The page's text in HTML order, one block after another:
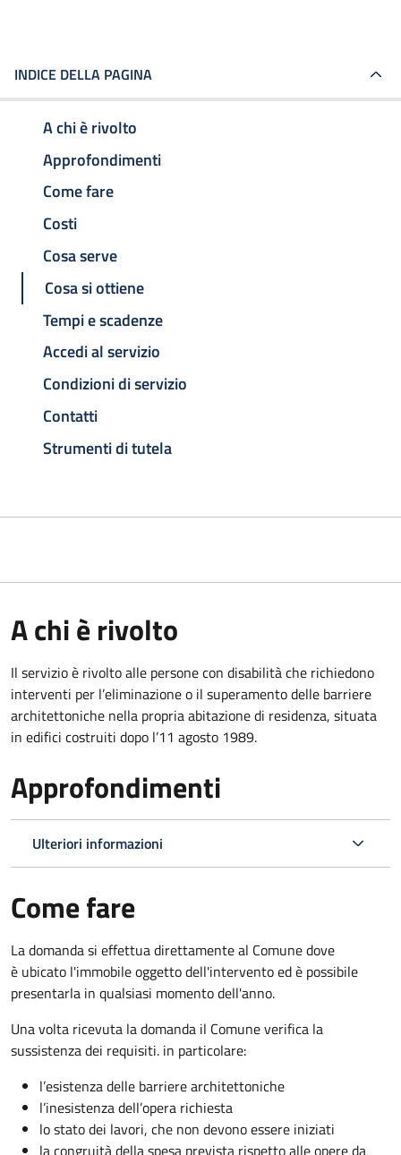
INDICE DELLA PAGINA
A chi è rivolto
Approfondimenti
Come fare
Costi
Cosa serve
Cosa si ottiene
Tempi e scadenze
Accedi al servizio
Condizioni di servizio
Contatti
Strumenti di tutela
A chi è rivolto
Il servizio è rivolto alle persone con disabilità che richiedono
interventi per l’eliminazione o il superamento delle barriere
architettoniche nella propria abitazione di residenza, situata
in edifici costruiti dopo l’11 agosto 1989.
Approfondimenti
Ulteriori informazioni
Come fare
La domanda si effettua direttamente al Comune dove
è ubicato l'immobile oggetto dell'intervento ed è possibile
presentarla in qualsiasi momento dell'anno.
Una volta ricevuta la domanda il Comune verifica la
sussistenza dei requisiti. in particolare:
l’esistenza delle barriere architettoniche
l’inesistenza dell’opera richiesta
lo stato dei lavori, che non devono essere iniziati
la congruità della spesa prevista rispetto alle opere da